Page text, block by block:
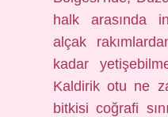
halk arasında
alçak
kadar
Kaldirik otu ne
bitkisi coğrafi